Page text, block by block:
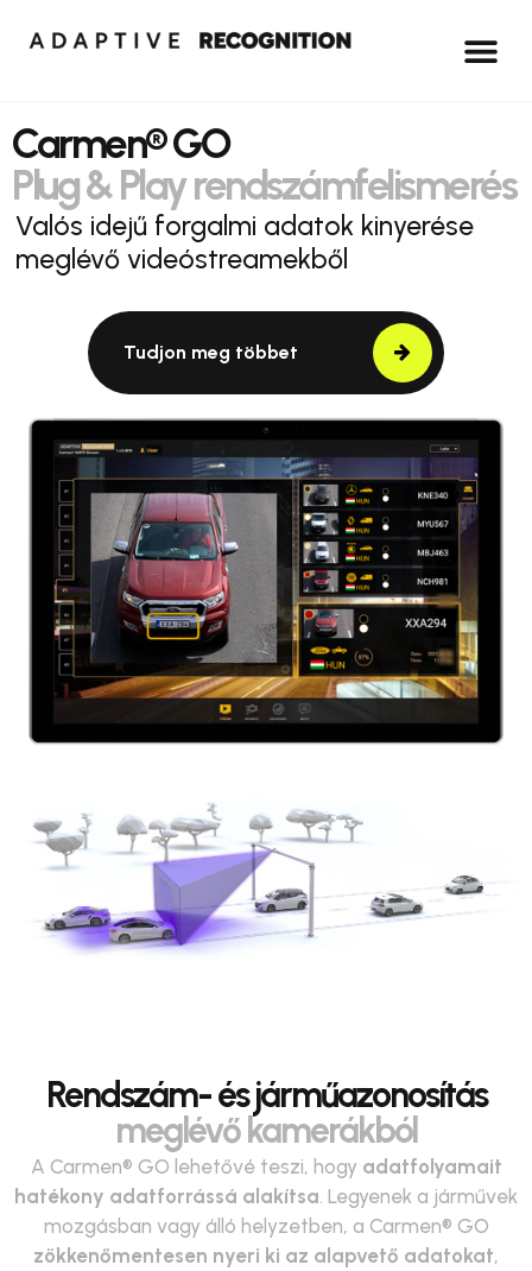
Carmen® GO
Plug & Play rendszámfelismerés
Valós idejű forgalmi adatok kinyerése
meglévő videóstreamekből
Tudjon meg többet
Rendszám- és járműazonosítás
meglévő kamerákból
A Carmen® GO lehetővé teszi, hogy adatfolyamait
hatékony adatforrássá alakítsa. Legyenek a járművek
mozgásban vagy álló helyzetben, a Carmen® GO
zökkenőmentesen nyeri ki az alapvető adatokat,